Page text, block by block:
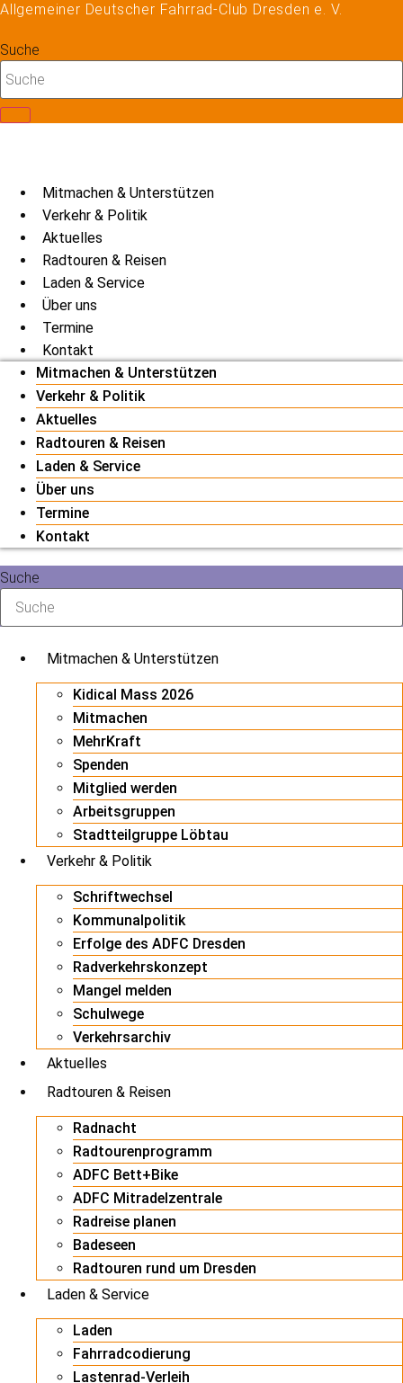
Zum
springen
Allgemeiner Deutscher Fahrrad-Club Dresden e. V.
Suche
Mitmachen & Unterstützen
Verkehr & Politik
Aktuelles
Radtouren & Reisen
Laden & Service
Über uns
Termine
Kontakt
Mitmachen & Unterstützen
Verkehr & Politik
Aktuelles
Radtouren & Reisen
Laden & Service
Über uns
Termine
Kontakt
Suche
Mitmachen & Unterstützen
Kidical Mass 2026
Mitmachen
MehrKraft
Spenden
Mitglied werden
Arbeitsgruppen
Stadtteilgruppe Löbtau
Verkehr & Politik
Schriftwechsel
Kommunalpolitik
Erfolge des ADFC Dresden
Radverkehrskonzept
Mangel melden
Schulwege
Verkehrsarchiv
Aktuelles
Radtouren & Reisen
Radnacht
Radtourenprogramm
ADFC Bett+Bike
ADFC Mitradelzentrale
Radreise planen
Badeseen
Radtouren rund um Dresden
Laden & Service
Laden
Fahrradcodierung
Lastenrad-Verleih